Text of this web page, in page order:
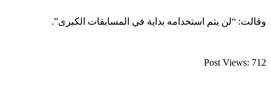
وقالت: “لن يتم استخدامه بداية في المسابقات الكبرى”.⁣
Post Views: 712